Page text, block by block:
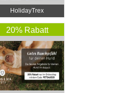
HolidayTrex
20% Rabatt